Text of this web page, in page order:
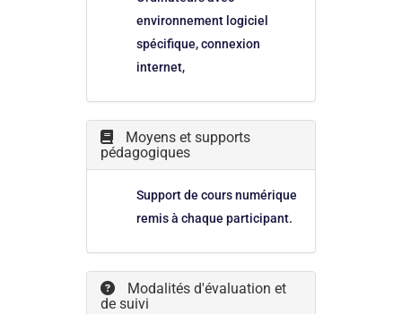
environnement logiciel
spécifique, connexion
internet,
Moyens et supports
pédagogiques
Support de cours numérique
remis à chaque participant.
Modalités d'évaluation et
de suivi